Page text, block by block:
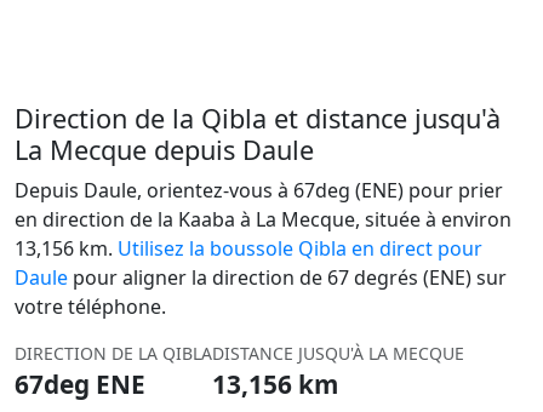
Direction de la Qibla et distance jusqu'à
La Mecque depuis Daule
Depuis Daule, orientez-vous à 67deg (ENE) pour prier
en direction de la Kaaba à La Mecque, située à environ
13,156 km. Utilisez la boussole Qibla en direct pour
Daule pour aligner la direction de 67 degrés (ENE) sur
votre téléphone.
DIRECTION DE LA QIBLA
67deg ENE
DISTANCE JUSQU'À LA MECQUE
13,156 km